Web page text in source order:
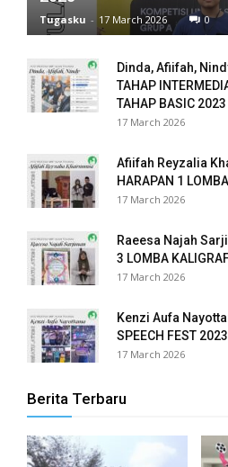
Tugasku - 17 March 2026 0
Dinda, Afiifah,
TAHAP
TAHAP BASIC 2023
17 March 2026
Afiifah Reyzalia
HARAPAN 1
17 March 2026
Raeesa Najah
3 LOMBA
17 March 2026
Kenzi Aufa
SPEECH FEST 2023
17 March 2026
Berita Terbaru